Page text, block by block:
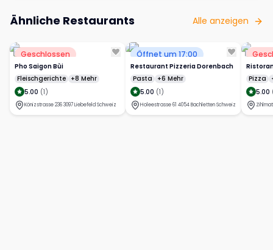
Ähnliche Restaurants Alle anzeigen
Geschlossen
Pho Saigon Bùi
Fleischgerichte +8 Mehr
5.00 (1)
Könizstrasse 236 3097 Liebefeld Schweiz
Öffnet um 17:00
Restaurant Pizzeria Dorenbach
Pasta
+6 Mehr
5.00 (1)
Holeestrasse 61 4054 Bachletten Schweiz
Pizza
5.00